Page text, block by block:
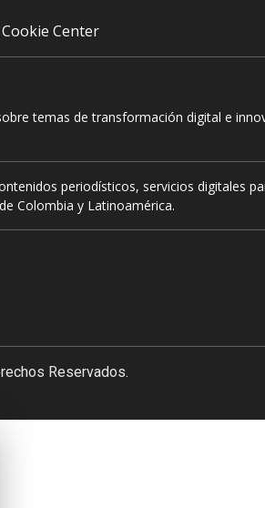
Cookie Center
temas de transformación digital e
periodísticos, servicios digitales
Colombia y Latinoamérica.
Reservados.